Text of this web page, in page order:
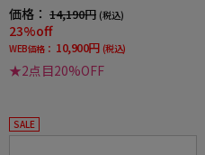
価格： 14,190円 (税込)
23%off
WEB価格： 10,900円 (税込)
★2点目20%OFF
SALE